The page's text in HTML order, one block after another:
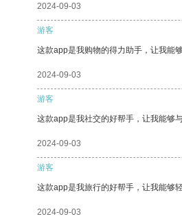
2024-09-03
游客
这款app是我购物的得力助手，让我能
2024-09-03
游客
这款app是我社交的好帮手，让我能够
2024-09-03
游客
这款app是我旅行的好帮手，让我能够
2024-09-03